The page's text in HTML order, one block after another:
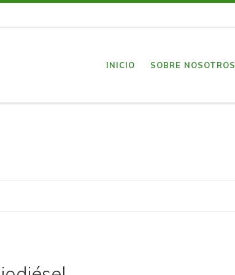
INICIO SOBRE NOSOTROS